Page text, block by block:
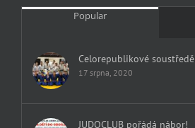
Popular
Celorepublikové
17 srpna, 2020
JUDOCLUB pořádá nábor!